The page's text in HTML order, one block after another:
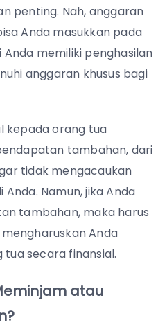
penting. Nah, anggaran
Anda masukkan pada
memiliki penghasilan
anggaran khusus bagi
kepada orang tua
tambahan, dari
tidak mengacaukan
Namun, jika Anda
tambahan, maka harus
Anda
secara finansial.
atau